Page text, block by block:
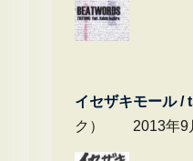
イセザキモール /
ク） 2013年9